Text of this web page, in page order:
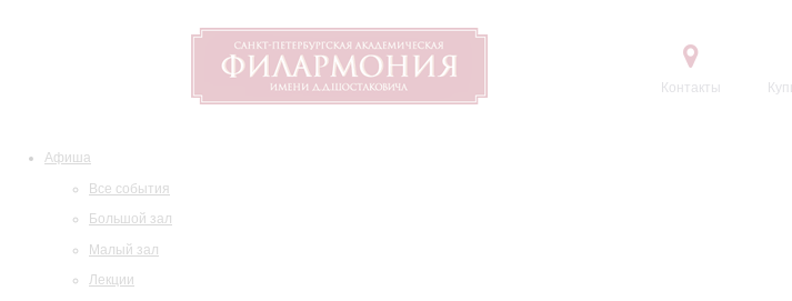
Контакты
Афиша
Все события
Большой зал
Малый зал
Лекции